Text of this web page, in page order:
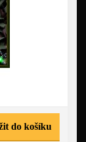
do košíku